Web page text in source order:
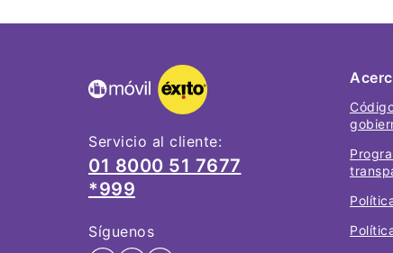
Servicio al cliente:
01 8000 51 7677
*999
Síguenos